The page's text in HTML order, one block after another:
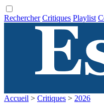
Rechercher Critiques Playlist
Accueil > Critiques > 2026